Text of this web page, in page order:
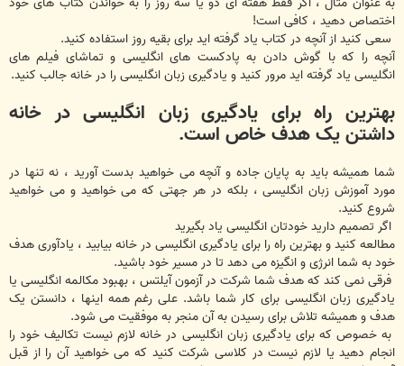
اختصاص دهید ، کافی است!
سعی کنید از آنچه در کتاب یاد گرفته اید برای بقیه روز استفاده کنید.
آنچه را که با گوش دادن به پادکست های انگلیسی و تماشای فیلم های
انگلیسی یاد گرفته اید مرور کنید و یادگیری زبان انگلیسی را در خانه جالب کنید.
بهترین راه برای یادگیری زبان انگلیسی در خانه
داشتن یک هدف خاص است.
شما همیشه باید به پایان جاده و آنچه می خواهید بدست آورید ، نه تنها در
مورد آموزش زبان انگلیسی ، بلکه در هر جهتی که می خواهید و می خواهید
شروع کنید.
اگر تصمیم دارید خودتان انگلیسی یاد بگیرید
مطالعه کنید و بهترین راه را برای یادگیری انگلیسی در خانه بیابید ، یادآوری هدف
خود به شما انرژی و انگیزه می دهد تا در مسیر خود باشید.
فرقی نمی کند که هدف شما شرکت در آزمون آیلتس ، بهبود مکالمه انگلیسی یا
یادگیری زبان انگلیسی برای کار شما باشد. علی رغم همه اینها ، دانستن یک
هدف و همیشه تلاش برای رسیدن به آن منجر به موفقیت می شود.
به خصوص که برای یادگیری زبان انگلیسی در خانه لازم نیست تکالیف خود را
انجام دهید یا لازم نیست در کلاسی شرکت کنید که می خواهید آن را از قبل